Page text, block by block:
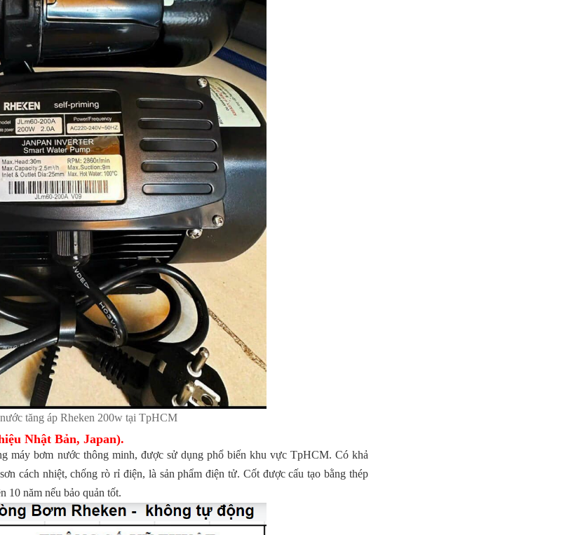
tăng áp Rheken 200w tại TpHCM
Nhật Bản, Japan).
máy bơm nước thông minh, được sử dụng phổ biến khu vực TpHCM. Có khả
cách nhiệt, chống rò rỉ điện, là sản phẩm điện tử. Cốt được cấu tạo bằng thép
10 năm nếu bảo quản tốt.